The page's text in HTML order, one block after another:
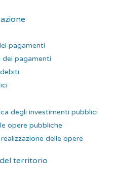
pagamenti
pagamenti
degli investimenti pubblici
opere pubbliche
delle opere
territorio